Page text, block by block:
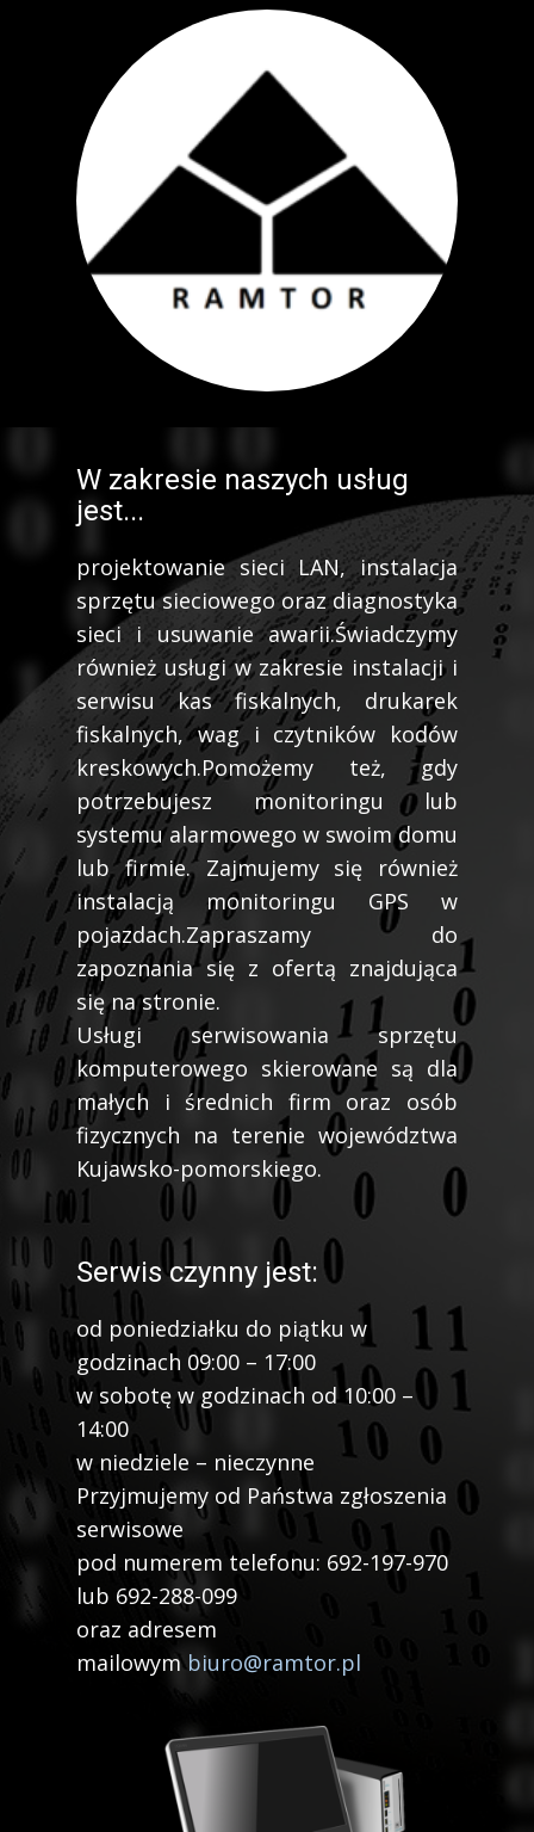
W zakresie naszych usług
jest...
projektowanie sieci LAN, instalacja
sprzętu sieciowego oraz diagnostyka
sieci i usuwanie awarii.Świadczymy
również usługi w zakresie instalacji i
serwisu kas fiskalnych, drukarek
fiskalnych, wag i czytników kodów
kreskowych.Pomożemy też, gdy
potrzebujesz monitoringu lub
systemu alarmowego w swoim domu
lub firmie. Zajmujemy się również
instalacją monitoringu GPS w
pojazdach.Zapraszamy do
zapoznania się z ofertą znajdująca
się na stronie.
Usługi serwisowania sprzętu
komputerowego skierowane są dla
małych i średnich firm oraz osób
fizycznych na terenie województwa
Kujawsko-pomorskiego.
Serwis czynny jest:
od poniedziałku do piątku w
godzinach 09:00 – 17:00
w sobotę w godzinach od 10:00 –
14:00
w niedziele – nieczynne
Przyjmujemy od Państwa zgłoszenia
serwisowe
pod numerem telefonu: 692-197-970
lub 692-288-099
oraz adresem
mailowymbiuro@ramtor.pl